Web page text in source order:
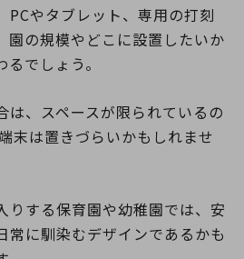
PCやタブレット、専用の打刻
園の規模やどこに設置したいか
でしょう。
は、スペースが限られているの
末は置きづらいかもしれませ
りする保育園や幼稚園では、安
常に馴染むデザインであるかも